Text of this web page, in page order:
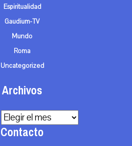
Espiritualidad
Gaudium-TV
Mundo
Roma
Uncategorized
Archivos
Contacto